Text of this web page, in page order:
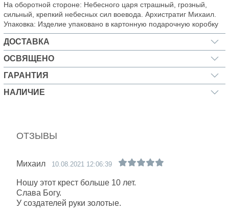
На оборотной стороне: Небесного царя страшный, грозный,
сильный, крепкий небесных сил воевода. Архистратиг Михаил.
Упаковка: Изделие упаковано в картонную подарочную коробку
ДОСТАВКА
ОСВЯЩЕНО
ГАРАНТИЯ
НАЛИЧИЕ
ОТЗЫВЫ
Михаил 10.08.2021 12:06:39
Ношу этот крест больше 10 лет.
Слава Богу.
У создателей руки золотые.